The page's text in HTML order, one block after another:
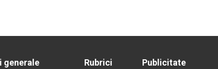
generale Rubrici Publicitate